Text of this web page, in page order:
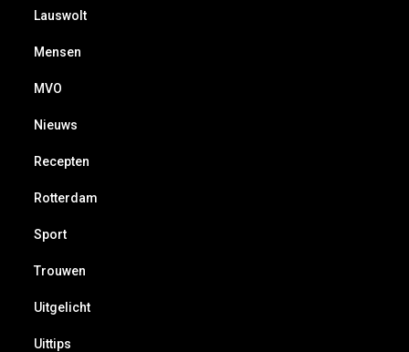
Lauswolt
Mensen
MVO
Nieuws
Recepten
Rotterdam
Sport
Trouwen
Uitgelicht
Uittips